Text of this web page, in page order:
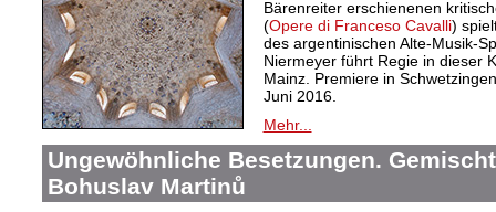
Bärenreiter erschienenen
(Opere di Franceso Cavalli)
des argentinischen Alte-Musik-
Niermeyer führt Regie in dieser
Mainz. Premiere in
Juni 2016.
Mehr...
Ungewöhnliche Besetzungen.
Bohuslav Martinů